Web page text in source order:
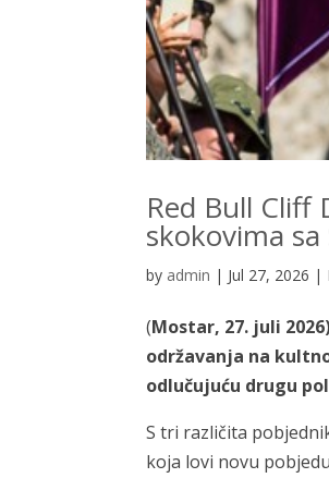
Red Bull Cliff
skokovima
by admin | Jul 27, 2026 |
(Mostar, 27. juli
održavanja na
odlučujuću drugu
S tri različita
koja lovi novu